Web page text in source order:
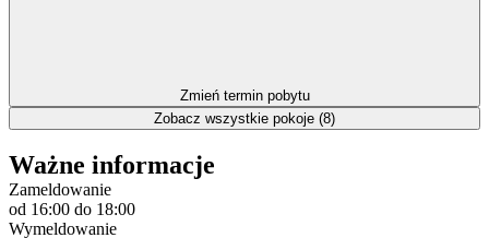
Zmień termin pobytu
Zobacz wszystkie pokoje (8)
Ważne informacje
Zameldowanie
od 16:00 do 18:00
Wymeldowanie